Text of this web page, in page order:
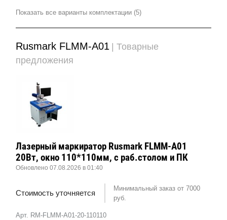
Показать все варианты комплектации (5)
Rusmark FLMM-A01 | Товарные
предложения
Арт. RM-FLMM-A01-20-110110
Лазерный маркиратор Rusmark FLMM-A01
20Вт, окно 110*110мм, с раб.столом и ПК
Обновлено 07.08.2026 в 01:40
Стоимость уточняется
Минимальный заказ от 7000
руб.